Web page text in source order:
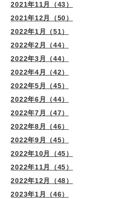
2021年11月（43）
2021年12月（50）
2022年1月（51）
2022年2月（44）
2022年3月（44）
2022年4月（42）
2022年5月（45）
2022年6月（44）
2022年7月（47）
2022年8月（46）
2022年9月（45）
2022年10月（45）
2022年11月（45）
2022年12月（48）
2023年1月（46）